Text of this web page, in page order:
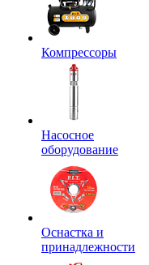
Компрессоры
Насосное
оборудование
Оснастка и
принадлежности